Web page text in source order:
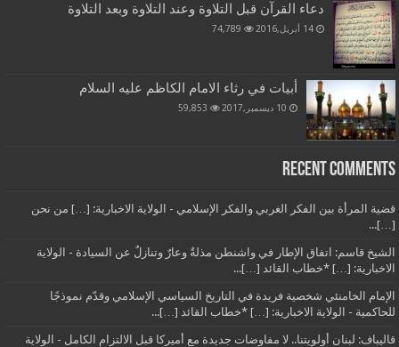
دعاء القرآن قبل التلاوة وعند التلاوة وبعد التلاوة
14 أبريل,2016 74,789
أبيات في رثاء الامام الكاظم عليه السلام
10 ديسمبر,2017 59,853
Recent Comments
قضية المرأة بين الفكر الغربي والفكر الإسلامي - الولاية الاخبارية: […] من نحن
[…]...
الشيخ قاسم: اتفاق الإطار في واشنطن مذلةٌ وعارٌ وتنازلٌ عن السيادة - الولاية
الاخبارية: […] *خطاب القائد […]...
الإمام الخامنئي شخصية فريدة في التاريخ السياسي الإسلامي وقدّم نموذجًا
للحاكمية - الولاية الاخبارية: […] *خطاب القائد […]...
قاليباف: لبنان أولويتنا.. لا مفاوضات جديدة مع أميركا قبل الالتزام الكامل - الولاية